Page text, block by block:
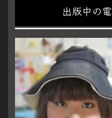
出版中の